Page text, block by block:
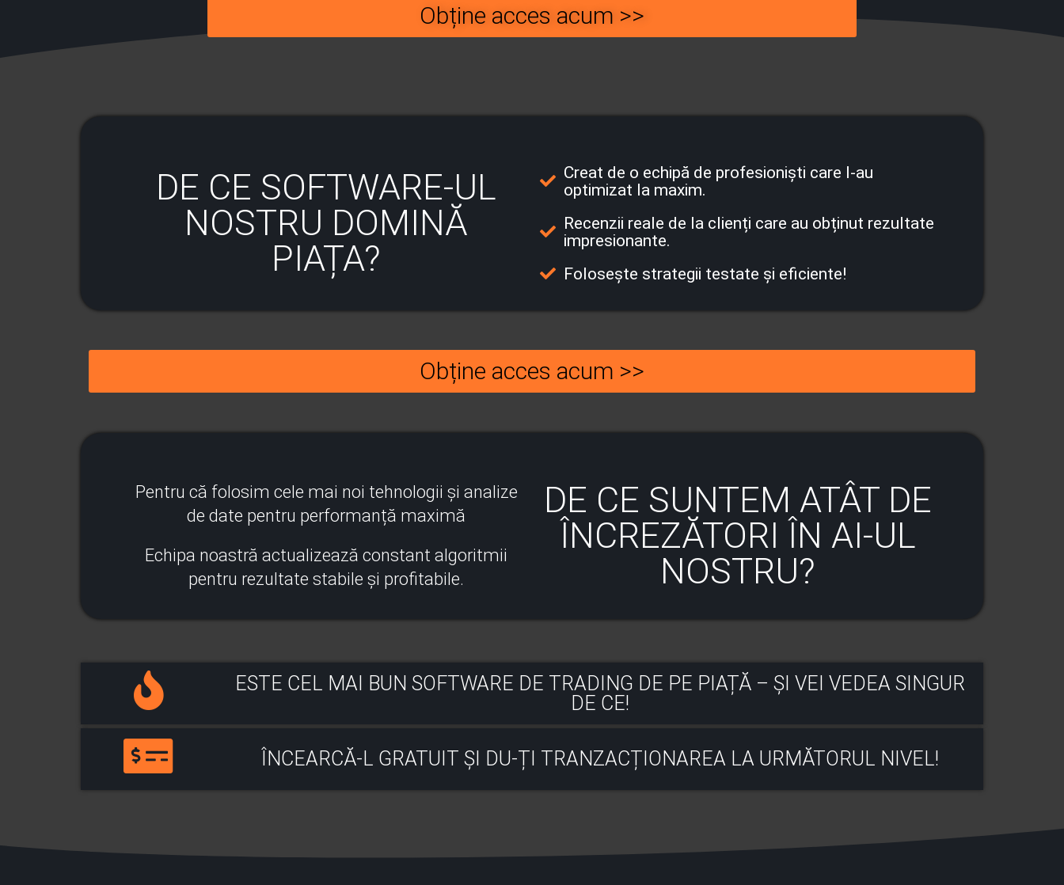
Obține acces acum >>
DE CE SOFTWARE-UL
NOSTRU DOMINĂ
PIAȚA?
Creat de o echipă de profesioniști care l-au
optimizat la maxim.
Recenzii reale de la clienți care au obținut rezultate
impresionante.
Folosește strategii testate și eficiente!
Obține acces acum >>
Pentru că folosim cele mai noi tehnologii și analize
de date pentru performanță maximă
Echipa noastră actualizează constant algoritmii
pentru rezultate stabile și profitabile.
DE CE SUNTEM ATÂT DE
ÎNCREZĂTORI ÎN AI-UL
NOSTRU?
ESTE CEL MAI BUN SOFTWARE DE TRADING DE PE PIAȚĂ – ȘI VEI VEDEA SINGUR
DE CE!
ÎNCEARCĂ-L GRATUIT ȘI DU-ȚI TRANZACȚIONAREA LA URMĂTORUL NIVEL!